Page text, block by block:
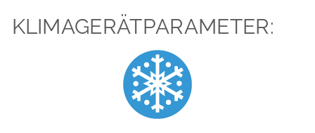
KLIMAGERÄTPARAMETER: